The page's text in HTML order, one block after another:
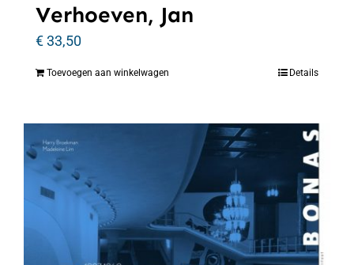
Verhoeven, Jan
€33,50
Toevoegen aan winkelwagen Details